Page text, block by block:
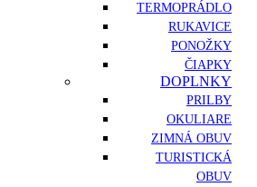
TERMOPRÁDLO
RUKAVICE
PONOŽKY
ČIAPKY
DOPLNKY
PRILBY
OKULIARE
ZIMNÁ OBUV
TURISTICKÁ
OBUV